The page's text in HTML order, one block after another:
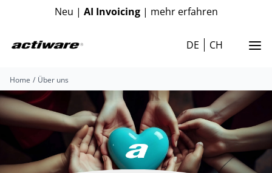
Neu | AI Invoicing| mehr erfahren
DE CH
Home Über uns